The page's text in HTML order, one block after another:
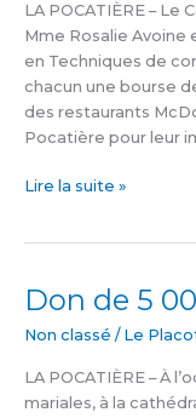
LA POCATIÈRE –
Mme Rosalie Avoine
en Techniques de
chacun une bourse
des restaurants
Pocatière pour leur
comptabilité
et
de
gestion
Lire la suite »
Don de 5
Non classé / Le
LA POCATIÈRE – À
mariales, à la
Don
5
000
$